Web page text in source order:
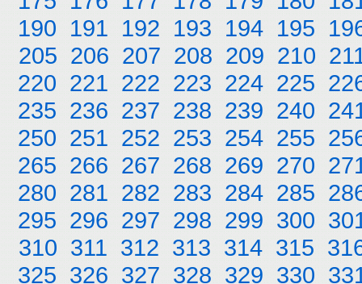
190 191 192 193 194 195
205 206 207 208 209 210
220 221 222 223 224 225
235 236 237 238 239 240
250 251 252 253 254 255
265 266 267 268 269 270
280 281 282 283 284 285
295 296 297 298 299 300
310 311 312 313 314 315
325 326 327 328 329 330